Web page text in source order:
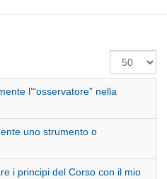
Visualizza
#
l’“osservatore” nella
uno strumento o
i principi del Corso con il mio